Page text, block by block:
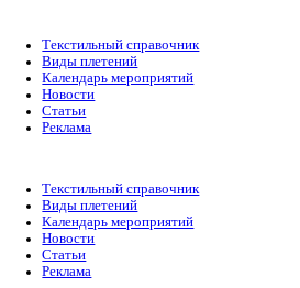
Текстильный справочник
Виды плетений
Календарь мероприятий
Новости
Статьи
Текстильный справочник
Виды плетений
Календарь мероприятий